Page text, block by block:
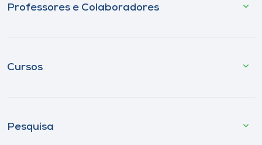
Professores e Colaboradores
Cursos
Pesquisa